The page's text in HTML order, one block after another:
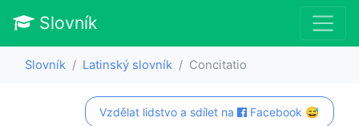
Slovník
Slovník Latinský slovník Concitatio
Vzdělat lidstvo a sdílet na Facebook 😅